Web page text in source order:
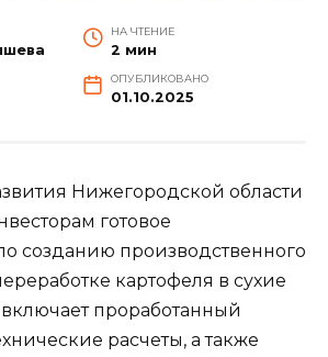
НА ЧТЕНИЕ
2 мин
ОПУБЛИКОВАНО
01.10.2025
Нижегородской области
готовое
созданию производственного
картофеля в сухие
проработанный
расчеты, а также